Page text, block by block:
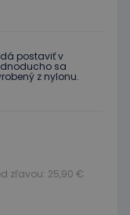
postaviť v
sa
z nylonu.
zľavou: 25,90 €